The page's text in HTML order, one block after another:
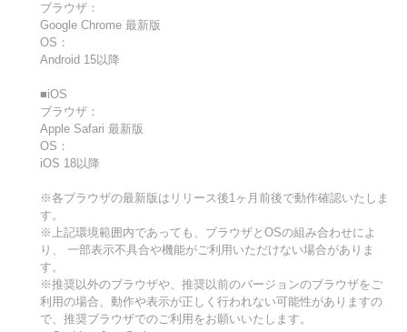
ブラウザ：
Google Chrome 最新版
OS：
Android 15以降
■iOS
ブラウザ：
Apple Safari 最新版
OS：
iOS 18以降
※各ブラウザの最新版はリリース後1ヶ月前後で動作確認いたしま
す。
※上記環境範囲内であっても、ブラウザとOSの組み合わせによ
り、 一部表示不具合や機能がご利用いただけない場合がありま
す。
※推奨以外のブラウザや、推奨以前のバージョンのブラウザをご
利用の場合、動作や表示が正しく行われない可能性がありますの
で、推奨ブラウザでのご利用をお願いいたします。